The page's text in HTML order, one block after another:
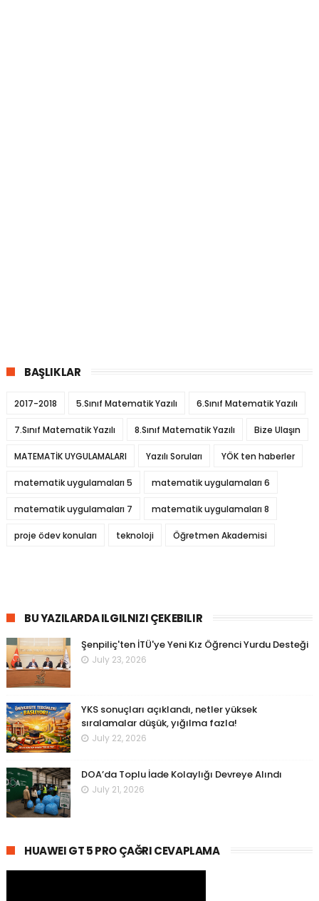
BAŞLIKLAR
2017-2018 5.Sınıf Matematik Yazılı 6.Sınıf Matematik Yazılı
7.Sınıf Matematik Yazılı 8.Sınıf Matematik Yazılı Bize Ulaşın
MATEMATİK UYGULAMALARI Yazılı Soruları YÖK ten haberler
matematik uygulamaları 5 matematik uygulamaları 6
matematik uygulamaları 7 matematik uygulamaları 8
proje ödev konuları teknoloji Öğretmen Akademisi
BU YAZILARDA ILGILNIZI ÇEKEBILIR
Şenpiliç'ten İTÜ'ye Yeni Kız Öğrenci Yurdu Desteği
July 23, 2026
YKS sonuçları açıklandı, netler yüksek
sıralamalar düşük, yığılma fazla!
July 22, 2026
DOA’da Toplu İade Kolaylığı Devreye Alındı
July 21, 2026
HUAWEI GT 5 PRO ÇAĞRI CEVAPLAMA